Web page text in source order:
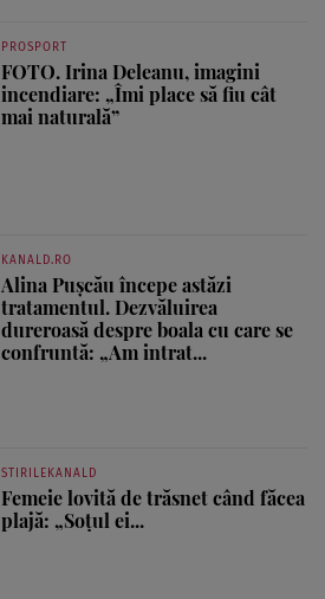
PROSPORT
FOTO. Irina Deleanu, imagini
incendiare: „Îmi place să fiu cât
mai naturală”
KANALD.RO
Alina Pușcău începe astăzi
tratamentul. Dezvăluirea
dureroasă despre boala cu care se
confruntă: „Am intrat...
STIRILEKANALD
Femeie lovită de trăsnet când făcea
plajă: „Soțul ei...